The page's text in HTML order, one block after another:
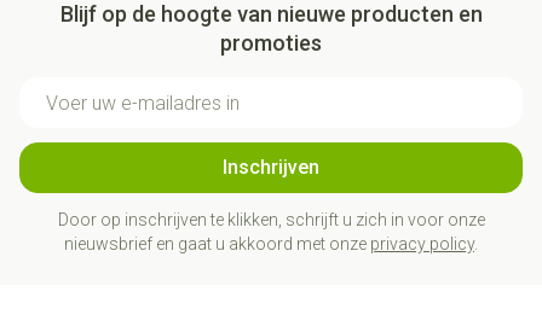
Blijf op de hoogte van nieuwe producten en
promoties
Inschrijven
Door op inschrijven te klikken, schrijft u zich in voor onze
nieuwsbrief en gaat u akkoord met onze privacy policy.